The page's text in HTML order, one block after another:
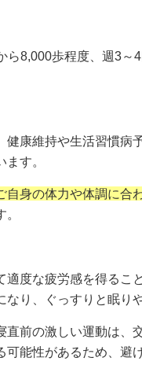
ら8,000歩程度、週3～4
健康維持や生活習慣病
す。
自身の体力や体調に合
。
適度な疲労感を得るこ
なり、ぐっすりと眠り
直前の激しい運動は、
可能性があるため、避